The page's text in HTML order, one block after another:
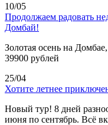
10/05
Продолжаем радовать
Домбай!
Золотая осень на
39900 рублей
25/04
Хотите летнее
Новый тур! 8 дней
июня по сентябрь. Всё